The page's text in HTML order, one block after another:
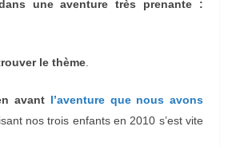
une aventure très prenante :
le thème.
avant l’aventure que nous avons
nos trois enfants en 2010 s’est vite